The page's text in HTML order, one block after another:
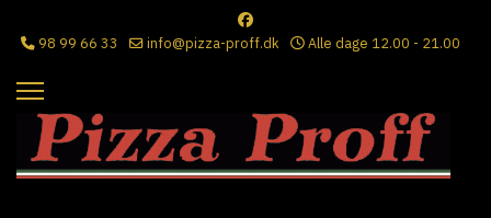
98 99 66 33 info@pizza-proff.dk Alle dage 12.00 - 21.00